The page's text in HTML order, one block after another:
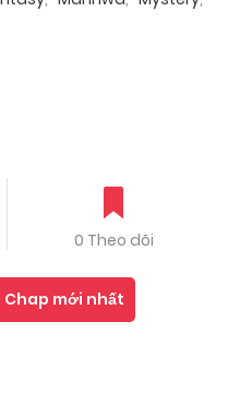
0 Theo dõi
Chap mới nhất